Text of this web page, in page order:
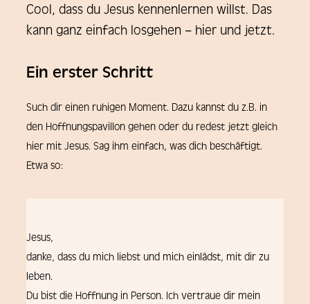
Cool, dass du Jesus kennenlernen willst. Das
kann ganz einfach losgehen – hier und jetzt.
Ein erster Schritt
Such dir einen ruhigen Moment. Dazu kannst du z.B. in
den Hoffnungspavillon gehen oder du redest jetzt gleich
hier mit Jesus. Sag ihm einfach, was dich beschäftigt.
Etwa so:
Jesus,
danke, dass du mich liebst und mich einlädst, mit dir zu
leben.
Du bist die Hoffnung in Person. Ich vertraue dir mein